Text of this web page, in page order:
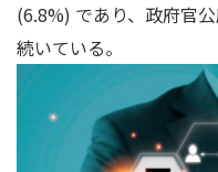
(6.8%) であり、政府官
続いている。